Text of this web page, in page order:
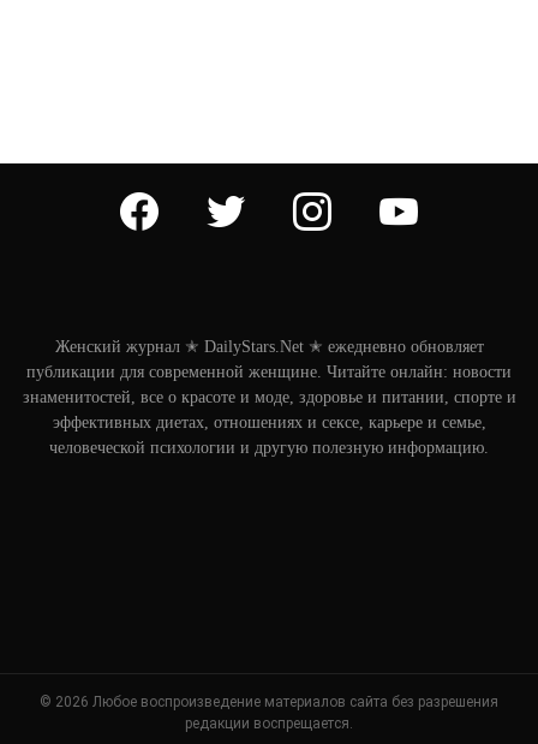
facebook twitter instagram youtube
Женский журнал ✭ DailyStars.Net ✭ ежедневно обновляет
публикации для современной женщине. Читайте онлайн: новости
знаменитостей, все о красоте и моде, здоровье и питании, спорте и
эффективных диетах, отношениях и сексе, карьере и семье,
человеческой психологии и другую полезную информацию.
© 2026 Любое воспроизведение материалов сайта без разрешения
редакции воспрещается.